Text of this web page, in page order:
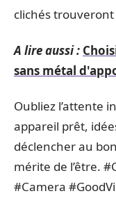
clichés
A lire aussi :
sans métal
Oubliez l’attente
appareil prêt,
déclencher au
mérite de l’être.
#Camera